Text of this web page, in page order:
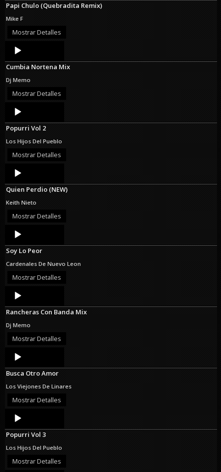
Papi Chulo (Quebradita Remix)
Mike F
Mostrar Detalles
Audio
Player
Cumbia Nortena Mix
Dj Memo
Mostrar Detalles
Audio
Player
Popurri Vol 2
Los Hijos Del Pueblo
Mostrar Detalles
Audio
Player
Quien Perdio (NEW)
Keith Nieto
Mostrar Detalles
Audio
Player
Soy Lo Peor
Cardenales De Nuevo Leon
Mostrar Detalles
Audio
Player
Rancheras Con Banda Mix
Dj Memo
Mostrar Detalles
Audio
Player
Busca Otro Amor
Los Viejones De Linares
Mostrar Detalles
Audio
Player
Popurri Vol 3
Los Hijos Del Pueblo
Mostrar Detalles